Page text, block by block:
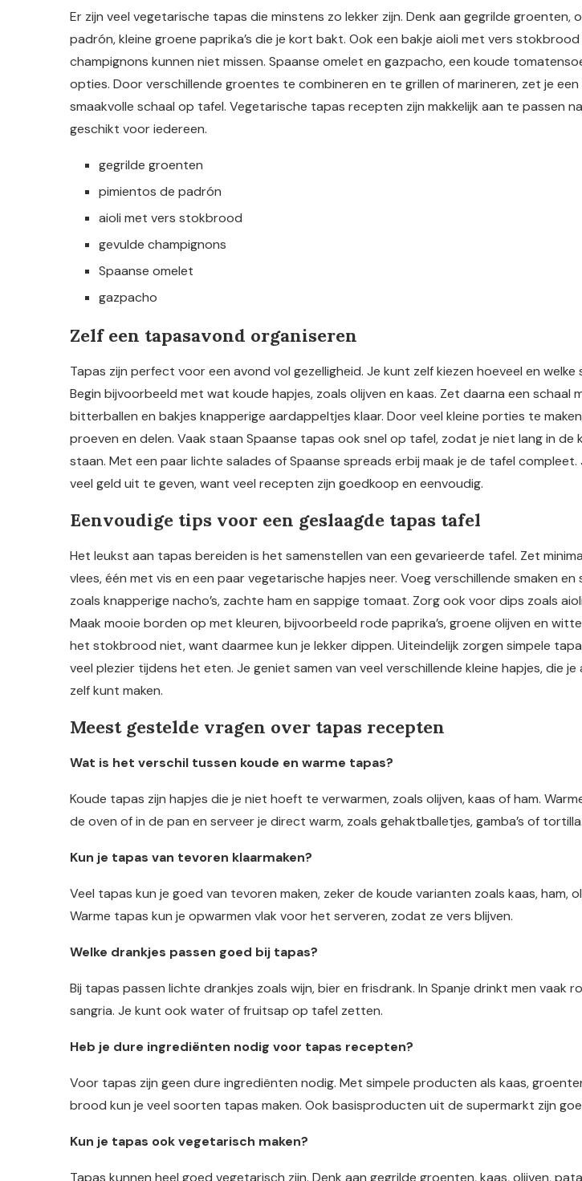
Er zijn veel vegetarische tapas die minstens zo lekker zijn. Denk aan gegrilde groenten,
padrón, kleine groene paprika’s die je kort bakt. Ook een bakje aioli met vers
champignons kunnen niet missen. Spaanse omelet en gazpacho, een koude
opties. Door verschillende groentes te combineren en te grillen of marineren, zet je een
smaakvolle schaal op tafel. Vegetarische tapas recepten zijn makkelijk aan te passen
geschikt voor iedereen.
gegrilde groenten
pimientos de padrón
aioli met vers stokbrood
gevulde champignons
Spaanse omelet
gazpacho
Zelf een tapasavond organiseren
Tapas zijn perfect voor een avond vol gezelligheid. Je kunt zelf kiezen hoeveel en
Begin bijvoorbeeld met wat koude hapjes, zoals olijven en kaas. Zet daarna een schaal
bitterballen en bakjes knapperige aardappeltjes klaar. Door veel kleine porties te
proeven en delen. Vaak staan Spaanse tapas ook snel op tafel, zodat je niet lang in de
staan. Met een paar lichte salades of Spaanse spreads erbij maak je de tafel
veel geld uit te geven, want veel recepten zijn goedkoop en eenvoudig.
Eenvoudige tips voor een geslaagde tapas tafel
Het leukst aan tapas bereiden is het samenstellen van een gevarieerde tafel. Zet
vlees, één met vis en een paar vegetarische hapjes neer. Voeg verschillende smaken
zoals knapperige nacho’s, zachte ham en sappige tomaat. Zorg ook voor dips zoals
Maak mooie borden op met kleuren, bijvoorbeeld rode paprika’s, groene olijven en
het stokbrood niet, want daarmee kun je lekker dippen. Uiteindelijk zorgen simpele
veel plezier tijdens het eten. Je geniet samen van veel verschillende kleine hapjes, die je
zelf kunt maken.
Meest gestelde vragen over tapas recepten
Wat is het verschil tussen koude en warme tapas?
Koude tapas zijn hapjes die je niet hoeft te verwarmen, zoals olijven, kaas of ham.
de oven of in de pan en serveer je direct warm, zoals gehaktballetjes, gamba’s of tortilla.
Kun je tapas van tevoren klaarmaken?
Veel tapas kun je goed van tevoren maken, zeker de koude varianten zoals kaas, ham,
Warme tapas kun je opwarmen vlak voor het serveren, zodat ze vers blijven.
Welke drankjes passen goed bij tapas?
Bij tapas passen lichte drankjes zoals wijn, bier en frisdrank. In Spanje drinkt men vaak
sangria. Je kunt ook water of fruitsap op tafel zetten.
Heb je dure ingrediënten nodig voor tapas recepten?
Voor tapas zijn geen dure ingrediënten nodig. Met simpele producten als kaas,
brood kun je veel soorten tapas maken. Ook basisproducten uit de supermarkt zijn
Kun je tapas ook vegetarisch maken?
Tapas kunnen heel goed vegetarisch zijn. Denk aan gegrilde groenten, kaas, olijven,